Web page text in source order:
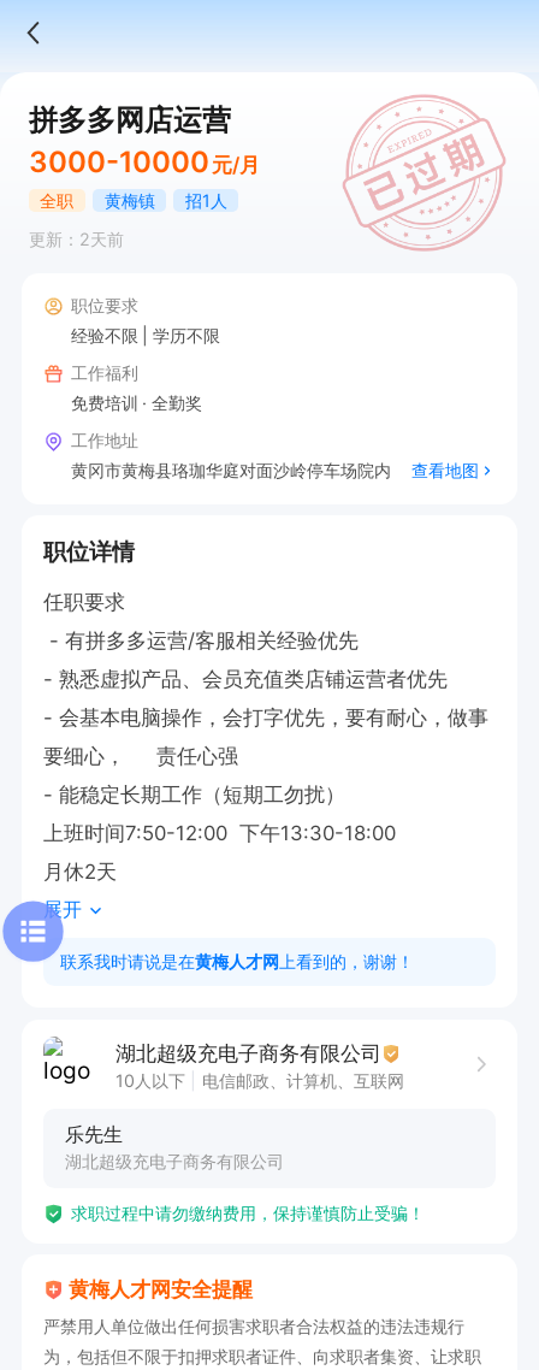
拼多多网店运营
3000-10000 元/月
全职 黄梅镇
招1人
更新：2天前
职位要求
经验不限
学历不限
工作福利
免费培训
全勤奖
工作地址
黄冈市黄梅县珞珈华庭对面沙岭停车场院内
查看地图
职位详情
任职要求
- 有拼多多运营/客服相关经验优先
​- 熟悉虚拟产品、会员充值类店铺运营者优先
​- 会基本电脑操作，会打字优先，要有耐心，做事
要细心，     责任心强
​- 能稳定长期工作（短期工勿扰）
上班时间7:50-12:00  下午13:30-18:00
月休2天
展开
联系我时请说是在黄梅人才网 上看到的，谢谢！
湖北超级充电子商务有限公司
10人以下 电信邮政、计算机、互联网
乐先生
湖北超级充电子商务有限公司
求职过程中请勿缴纳费用，保持谨慎防止受骗！
黄梅人才网安全提醒
严禁用人单位做出任何损害求职者合法权益的违法违规行
为，包括但不限于扣押求职者证件、向求职者集资、让求职